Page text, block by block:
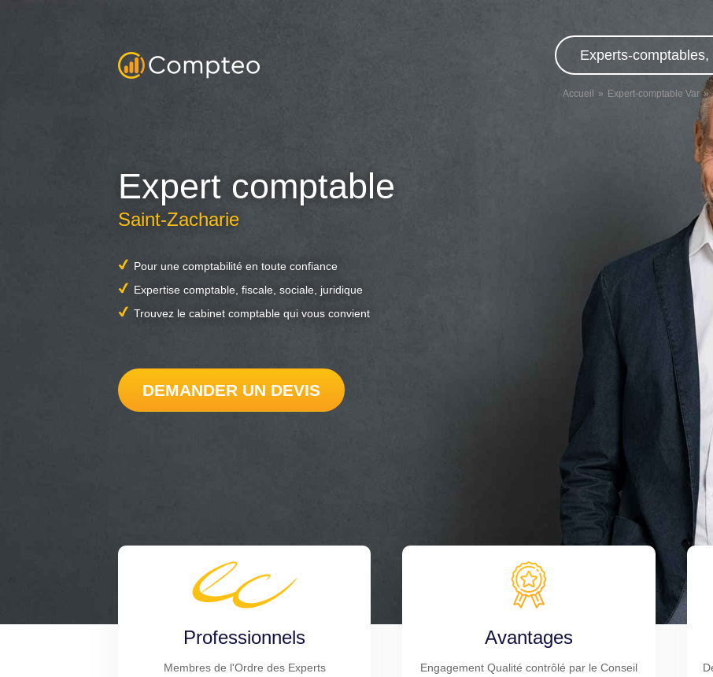
Experts-
Accueil Expert-comptable Var
Expert comptable
Saint-Zacharie
Pour une comptabilité en toute confiance
Expertise comptable, fiscale, sociale, juridique
Trouvez le cabinet comptable qui vous convient
DEMANDER UN DEVIS
Professionnels
Membres de l'Ordre des Experts
Avantages
Engagement Qualité contrôlé par le Conseil